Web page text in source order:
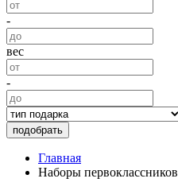
-
вес
-
подобрать
Главная
Наборы первоклассников